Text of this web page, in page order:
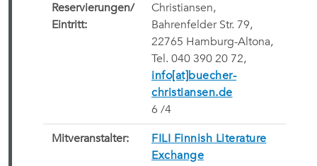
Reservierungen/
Eintritt:
Christiansen,
Bahrenfelder Str. 79,
22765 Hamburg-Altona,
Tel. 040 390 20 72,
info[at]buecher-
christiansen.de
6 /4 
Mitveranstalter:
FILI Finnish Literature
Exchange